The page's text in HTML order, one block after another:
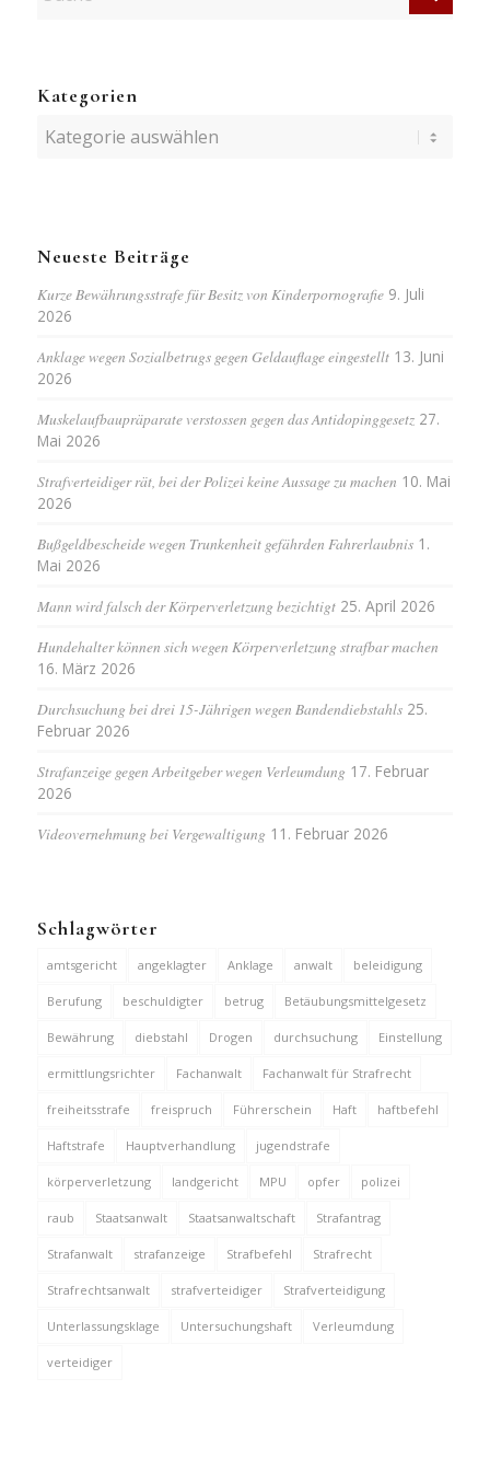
Kategorien
Kategorien
Neueste Beiträge
Kurze Bewährungsstrafe für Besitz von Kinderpornografie 9. Juli
2026
Anklage wegen Sozialbetrugs gegen Geldauflage eingestellt 13. Juni
2026
Muskelaufbaupräparate verstossen gegen das Antidopinggesetz 27.
Mai 2026
Strafverteidiger rät, bei der Polizei keine Aussage zu machen 10. Mai
2026
Bußgeldbescheide wegen Trunkenheit gefährden Fahrerlaubnis 1.
Mai 2026
Mann wird falsch der Körperverletzung bezichtigt 25. April 2026
Hundehalter können sich wegen Körperverletzung strafbar machen
16. März 2026
Durchsuchung bei drei 15-Jährigen wegen Bandendiebstahls 25.
Februar 2026
Strafanzeige gegen Arbeitgeber wegen Verleumdung 17. Februar
2026
Videovernehmung bei Vergewaltigung 11. Februar 2026
Schlagwörter
amtsgericht angeklagter Anklage anwalt beleidigung
Berufung beschuldigter betrug Betäubungsmittelgesetz
Bewährung diebstahl Drogen durchsuchung Einstellung
ermittlungsrichter Fachanwalt Fachanwalt für Strafrecht
freiheitsstrafe freispruch Führerschein Haft haftbefehl
Haftstrafe Hauptverhandlung jugendstrafe
körperverletzung landgericht MPU opfer polizei
raub Staatsanwalt Staatsanwaltschaft Strafantrag
Strafanwalt strafanzeige Strafbefehl Strafrecht
Strafrechtsanwalt strafverteidiger Strafverteidigung
Unterlassungsklage Untersuchungshaft Verleumdung
verteidiger